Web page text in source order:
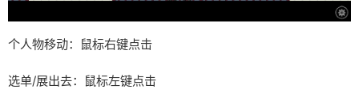
个人物移动：鼠标右键点击
选单/展出去：鼠标左键点击